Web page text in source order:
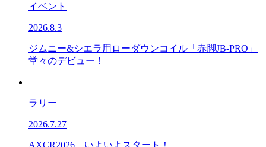
イベント
2026.8.3
ジムニー&シエラ用ローダウンコイル「赤脚JB-PRO」
堂々のデビュー！
ラリー
2026.7.27
AXCR2026、いよいよスタート！